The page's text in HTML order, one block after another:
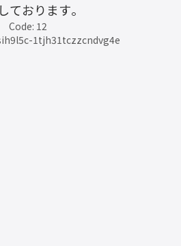
ております。
Code: 12
1tjh31tczzcndvg4e